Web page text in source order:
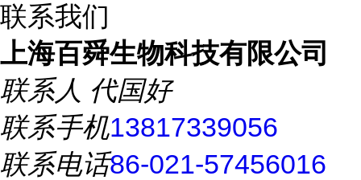
联系我们
上海百舜生物科技有限公司
联系人 代国好
联系手机13817339056
联系电话86-021-57456016